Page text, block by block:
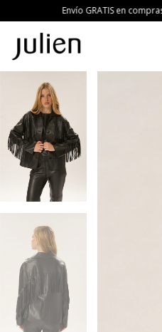
en compras superiores a $190.000